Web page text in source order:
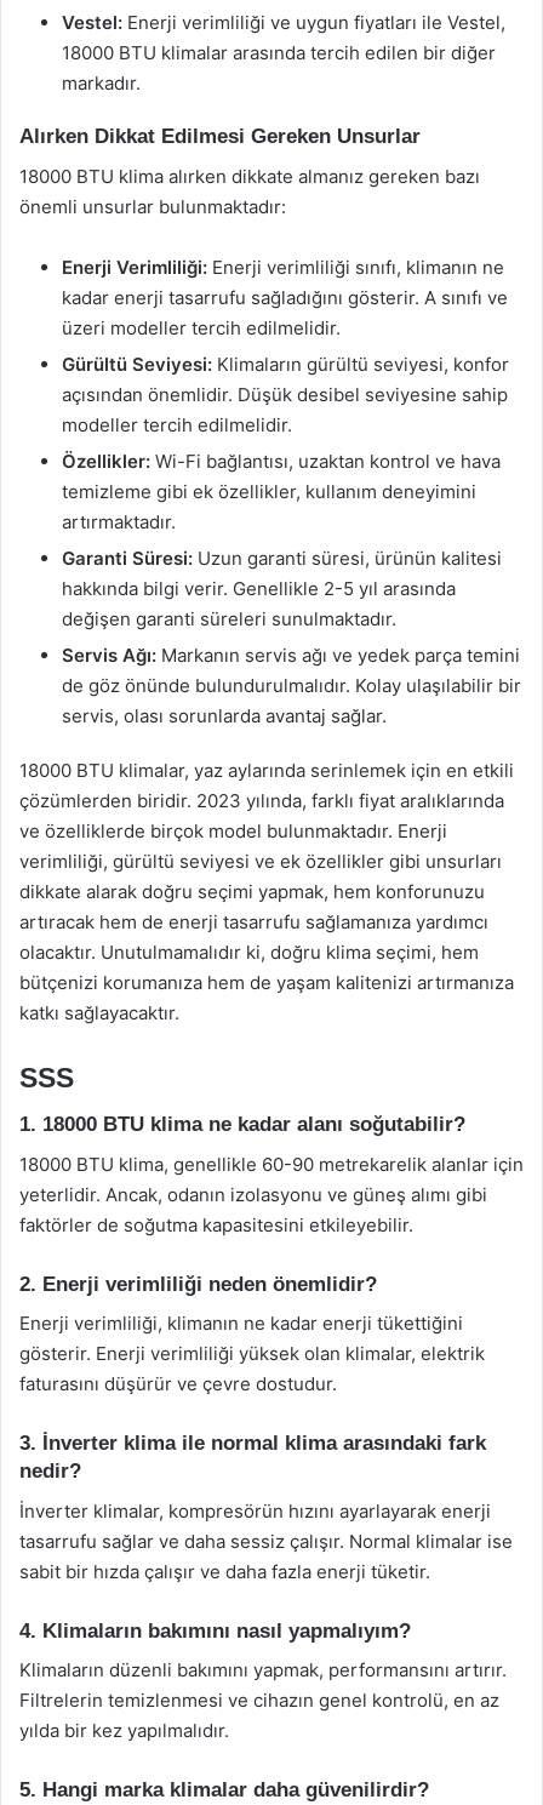
Vestel: Enerji verimliliği ve uygun fiyatları ile Vestel,
18000 BTU klimalar arasında tercih edilen bir diğer
markadır.
Alırken Dikkat Edilmesi Gereken Unsurlar
18000 BTU klima alırken dikkate almanız gereken bazı
önemli unsurlar bulunmaktadır:
Enerji Verimliliği: Enerji verimliliği sınıfı, klimanın ne
kadar enerji tasarrufu sağladığını gösterir. A sınıfı ve
üzeri modeller tercih edilmelidir.
Gürültü Seviyesi: Klimaların gürültü seviyesi, konfor
açısından önemlidir. Düşük desibel seviyesine sahip
modeller tercih edilmelidir.
Özellikler: Wi-Fi bağlantısı, uzaktan kontrol ve hava
temizleme gibi ek özellikler, kullanım deneyimini
artırmaktadır.
Garanti Süresi: Uzun garanti süresi, ürünün kalitesi
hakkında bilgi verir. Genellikle 2-5 yıl arasında
değişen garanti süreleri sunulmaktadır.
Servis Ağı: Markanın servis ağı ve yedek parça temini
de göz önünde bulundurulmalıdır. Kolay ulaşılabilir bir
servis, olası sorunlarda avantaj sağlar.
18000 BTU klimalar, yaz aylarında serinlemek için en etkili
çözümlerden biridir. 2023 yılında, farklı fiyat aralıklarında
ve özelliklerde birçok model bulunmaktadır. Enerji
verimliliği, gürültü seviyesi ve ek özellikler gibi unsurları
dikkate alarak doğru seçimi yapmak, hem konforunuzu
artıracak hem de enerji tasarrufu sağlamanıza yardımcı
olacaktır. Unutulmamalıdır ki, doğru klima seçimi, hem
bütçenizi korumanıza hem de yaşam kalitenizi artırmanıza
katkı sağlayacaktır.
SSS
1. 18000 BTU klima ne kadar alanı soğutabilir?
18000 BTU klima, genellikle 60-90 metrekarelik alanlar için
yeterlidir. Ancak, odanın izolasyonu ve güneş alımı gibi
faktörler de soğutma kapasitesini etkileyebilir.
2. Enerji verimliliği neden önemlidir?
Enerji verimliliği, klimanın ne kadar enerji tükettiğini
gösterir. Enerji verimliliği yüksek olan klimalar, elektrik
faturasını düşürür ve çevre dostudur.
3. İnverter klima ile normal klima arasındaki fark
nedir?
İnverter klimalar, kompresörün hızını ayarlayarak enerji
tasarrufu sağlar ve daha sessiz çalışır. Normal klimalar ise
sabit bir hızda çalışır ve daha fazla enerji tüketir.
4. Klimaların bakımını nasıl yapmalıyım?
Klimaların düzenli bakımını yapmak, performansını artırır.
Filtrelerin temizlenmesi ve cihazın genel kontrolü, en az
yılda bir kez yapılmalıdır.
5. Hangi marka klimalar daha güvenilirdir?